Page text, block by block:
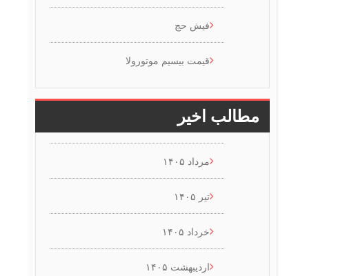
فیش حج
قیمت بیسیم موتورولا
مطالب اخیر
مرداد ۱۴۰۵
تیر ۱۴۰۵
خرداد ۱۴۰۵
اردیبهشت ۱۴۰۵